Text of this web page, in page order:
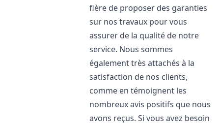
fière de proposer des garanties
sur nos travaux pour vous
assurer de la qualité de notre
service. Nous sommes
également très attachés à la
satisfaction de nos clients,
comme en témoignent les
nombreux avis positifs que nous
avons reçus. Si vous avez besoin